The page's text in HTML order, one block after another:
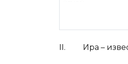
II. Ира –